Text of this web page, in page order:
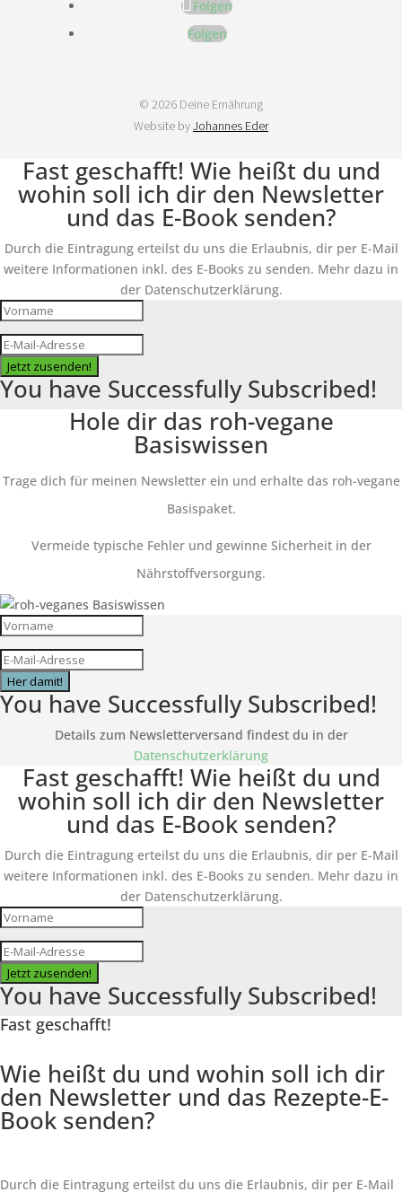
Folgen
Folgen
© 2026 Deine Ernährung
Website byJohannes Eder
Fast geschafft! Wie heißt du und
wohin soll ich dir den Newsletter
und das E-Book senden?
Durch die Eintragung erteilst du uns die Erlaubnis, dir per E-Mail
weitere Informationen inkl. des E-Books zu senden. Mehr dazu in
der Datenschutzerklärung.
Jetzt zusenden!
You have Successfully Subscribed!
Hole dir das roh-vegane
Basiswissen
Trage dich für meinen Newsletter ein und erhalte das roh-vegane
Basispaket.
Vermeide typische Fehler und gewinne Sicherheit in der
Nährstoffversorgung.
Her damit!
You have Successfully Subscribed!
Details zum Newsletterversand findest du in der
Datenschutzerklärung
Fast geschafft! Wie heißt du und
wohin soll ich dir den Newsletter
und das E-Book senden?
Durch die Eintragung erteilst du uns die Erlaubnis, dir per E-Mail
weitere Informationen inkl. des E-Books zu senden. Mehr dazu in
der Datenschutzerklärung.
Jetzt zusenden!
You have Successfully Subscribed!
Fast geschafft!
Wie heißt du und wohin soll ich dir
den Newsletter und das Rezepte-E-
Book senden?
Durch die Eintragung erteilst du uns die Erlaubnis, dir per E-Mail